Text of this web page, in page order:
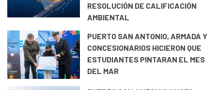
RESOLUCIÓN DE CALIFICACIÓN
AMBIENTAL
PUERTO SAN ANTONIO, ARMADA Y
CONCESIONARIOS HICIERON QUE
ESTUDIANTES PINTARAN EL MES
DEL MAR